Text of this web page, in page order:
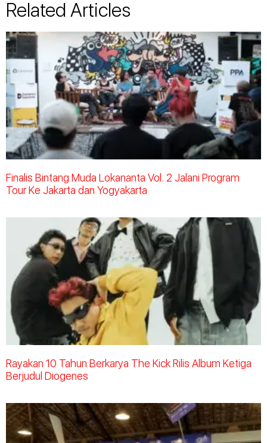
Related Articles
Finalis Bintang Muda Lokananta Vol. 2 Jalani Program
Tour Ke Jakarta dan Yogyakarta
Rayakan 10 Tahun Berkarya The Kick Rilis Album Ketiga
Berjudul Diogenes